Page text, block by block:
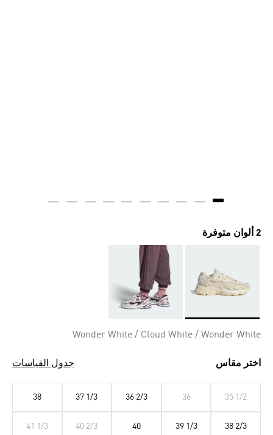
2 ألوان متوفرة
Wonder White / Cloud White / Wonder White
اختر مقاس جدول القياسات
35 1/2
36
36 2/3
37 1/3
38
38 2/3
39 1/3
40
40 2/3
41 1/3